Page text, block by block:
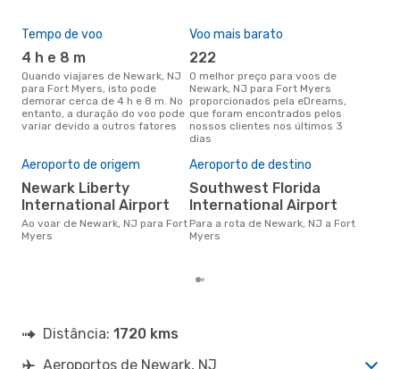
Tempo de voo
4 h e 8 m
Quando viajares de Newark, NJ
para Fort Myers, isto pode
demorar cerca de 4 h e 8 m. No
entanto, a duração do voo pode
variar devido a outros fatores
Voo mais barato
222
O melhor preço para voos de
Newark, NJ para Fort Myers
proporcionados pela eDreams,
que foram encontrados pelos
nossos clientes nos últimos 3
dias
Aeroporto de origem
Newark Liberty
International Airport
Ao voar de Newark, NJ para Fort
Myers
Aeroporto de destino
Southwest Florida
International Airport
Para a rota de Newark, NJ a Fort
Myers
Distância: 1720 kms
Aeroportos de Newark, NJ